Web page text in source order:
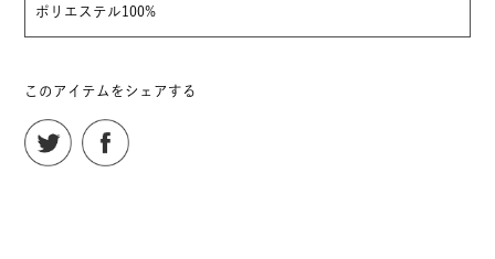
ポリエステル100%
このアイテムをシェアする